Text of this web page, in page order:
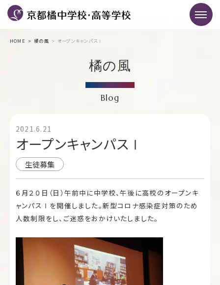
HOME 橘の風 オープンキャンパスⅠ
橘の風
Blog
2021.6.21
オープンキャンパスⅠ
生徒募集
６月２０日（日）午前中に中学校、午後に高校のオープンキ
ャンパスⅠを開催しました。新型コロナ感染症対策のため
人数制限をし、ご迷惑をおかけいたしました。